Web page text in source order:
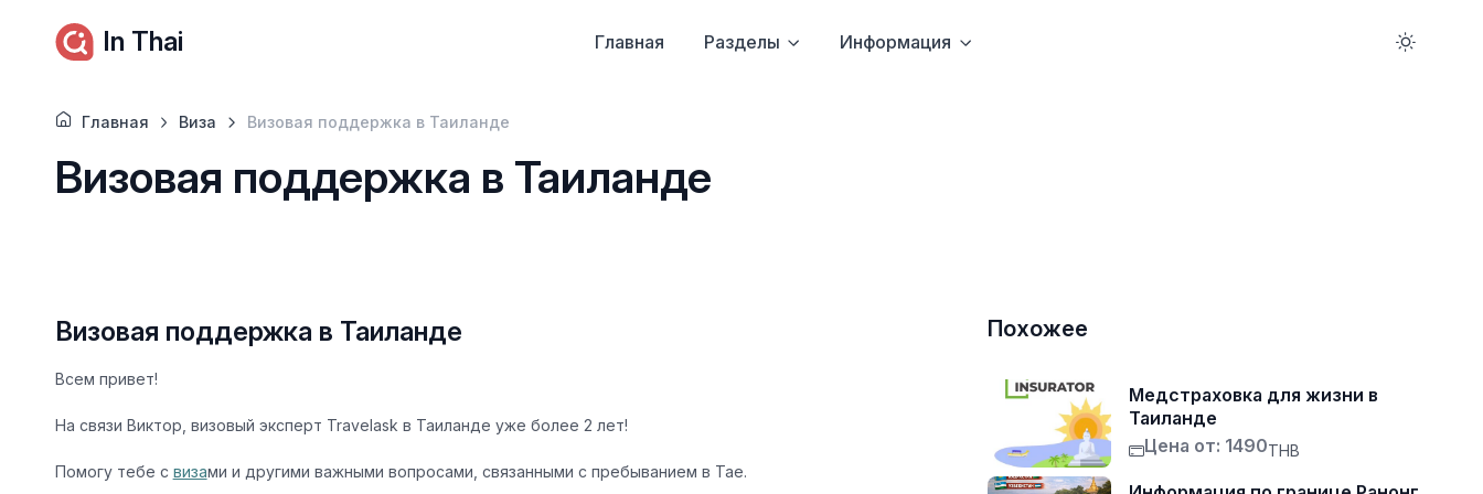
In Thai Главная Разделы Информация
Главная Виза Визовая поддержка в Таиланде
Визовая поддержка в Таиланде
Визовая поддержка в Таиланде
Всем привет!
На связи Виктор, визовый эксперт Travelask в Таиланде уже более 2 лет!
Помогу тебе с визами и другими важными вопросами, связанными с пребыванием в Тае.
Похожее
Медстраховка для жизни в
Таиланде
Цена от: 1490THB